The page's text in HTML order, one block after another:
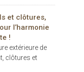
et durables,
comme dehors.
années
des éléments
au
et clôtures,
l’harmonie
!
extérieure de
clôtures et